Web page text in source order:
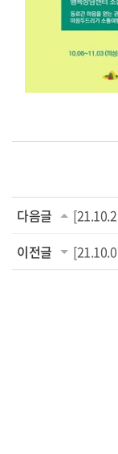
다음글
이전글